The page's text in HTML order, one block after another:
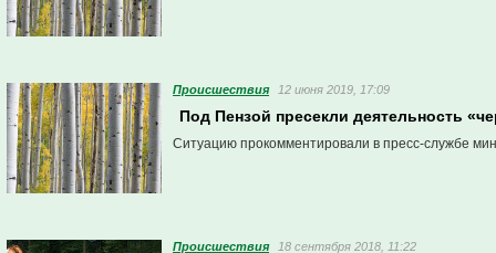
Проиcшествия 12 июня 2019, 17:09
Под Пензой пресекли деятельность
Ситуацию прокомментировали в пресс-службе
Проиcшествия 18 сентября 2018, 11:22